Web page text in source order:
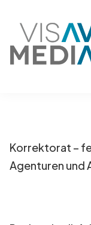
Korrektorat –
Agenturen und